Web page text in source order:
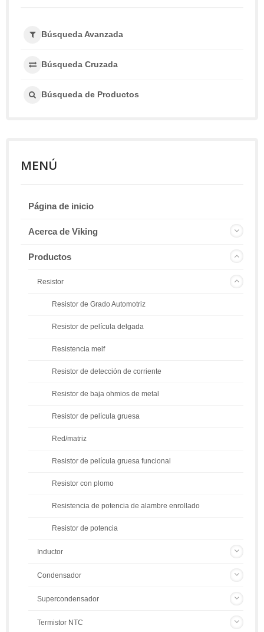
Búsqueda Avanzada
Búsqueda Cruzada
Búsqueda de Productos
MENÚ
Página de inicio
Acerca de Viking
Productos
Resistor
Resistor de Grado Automotriz
Resistor de película delgada
Resistencia melf
Resistor de detección de corriente
Resistor de baja ohmios de metal
Resistor de película gruesa
Red/matriz
Resistor de película gruesa funcional
Resistor con plomo
Resistencia de potencia de alambre enrollado
Resistor de potencia
Inductor
Condensador
Supercondensador
Termistor NTC